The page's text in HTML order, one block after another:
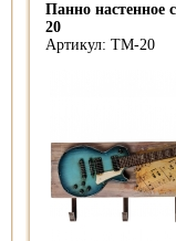
Панно
20
Артикул: TM-20